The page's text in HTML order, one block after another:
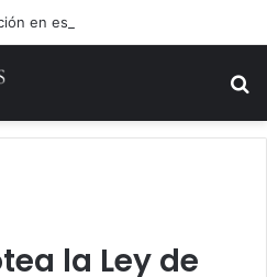
la Ley de